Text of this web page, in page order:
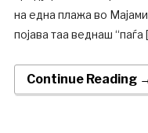
на една плажа во
појава таа веднаш “паѓа
Continue Reading